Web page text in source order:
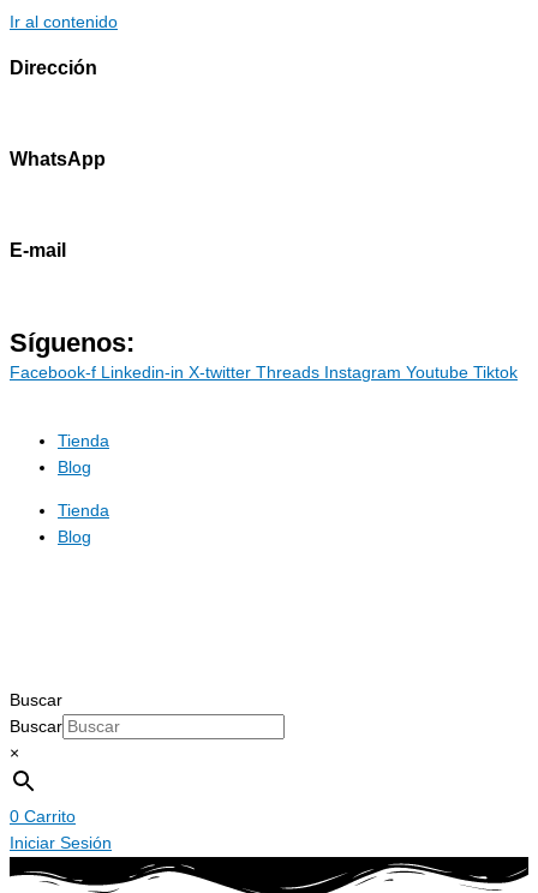
Ir al contenido
Dirección
WhatsApp
E-mail
Síguenos:
Facebook-f Linkedin-in X-twitter Threads Instagram Youtube Tiktok
Tienda
Blog
Tienda
Blog
Buscar
Buscar
×
0 Carrito
Iniciar Sesión